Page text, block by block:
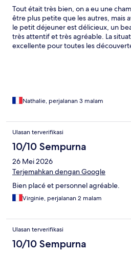
Tout était très bien, on a eu une
être plus petite que les autres, mais
le petit déjeuner est délicieux, un
très attentif et très agréable. La
excellente pour toutes les
Nathalie, perjalanan 3 malam
Ulasan terverifikasi
10/10 Sempurna
26 Mei 2026
Terjemahkan dengan Google
Bien placé et personnel agréable.
Virginie, perjalanan 2 malam
Ulasan terverifikasi
10/10 Sempurna